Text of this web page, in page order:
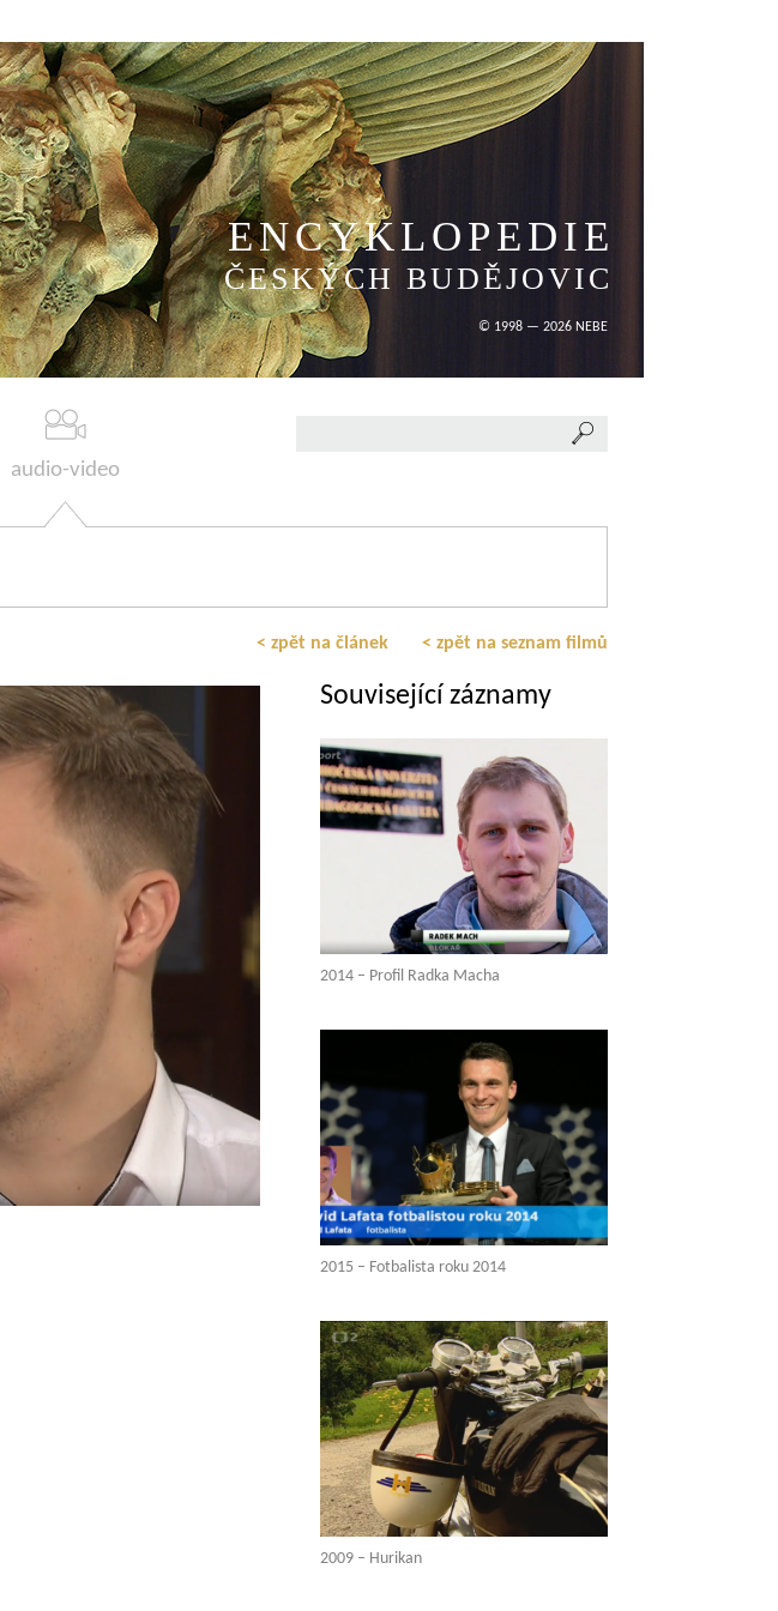
ENCYKLOPEDIE
ČESKÝCH BUDĚJOVIC
© 1998 — 2026 NEBE
audio-video
< zpět na článek < zpět na seznam filmů
Související záznamy
2014 – Profil Radka Macha
2015 – Fotbalista roku 2014
2009 – Hurikan